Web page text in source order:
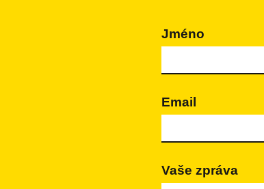
Jméno
Email
Vaše zpráva